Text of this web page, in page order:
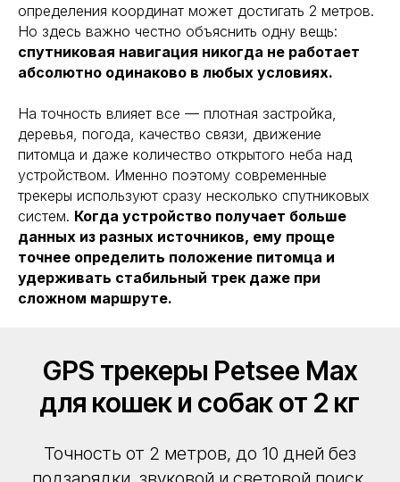
определения координат может достигать 2 метров.
Но здесь важно честно объяснить одну вещь:
спутниковая навигация никогда не работает
абсолютно одинаково в любых условиях.
На точность влияет все — плотная застройка,
деревья, погода, качество связи, движение
питомца и даже количество открытого неба над
устройством. Именно поэтому современные
трекеры используют сразу несколько спутниковых
систем. Когда устройство получает больше
данных из разных источников, ему проще
точнее определить положение питомца и
удерживать стабильный трек даже при
сложном маршруте.
GPS трекеры Petsee Max
для кошек и собак от 2 кг
Точность от 2 метров, до 10 дней без